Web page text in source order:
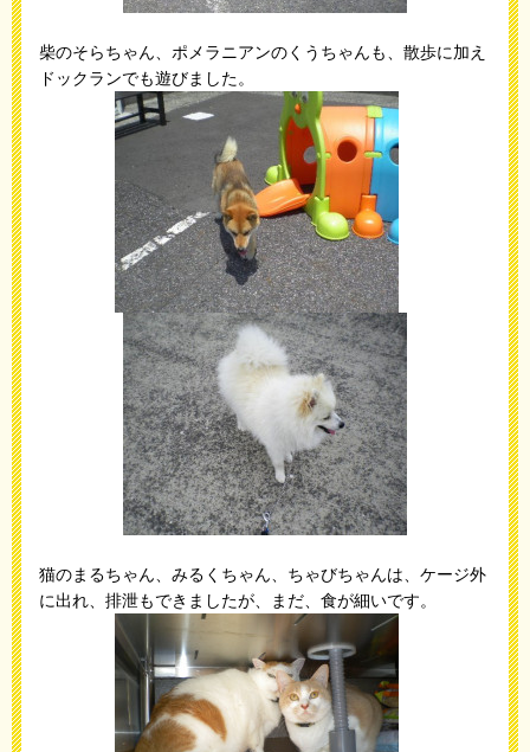
柴のそらちゃん、ポメラニアンのくうちゃんも、散歩に加え
ドックランでも遊びました。
猫のまるちゃん、みるくちゃん、ちゃびちゃんは、ケージ外
に出れ、排泄もできましたが、まだ、食が細いです。